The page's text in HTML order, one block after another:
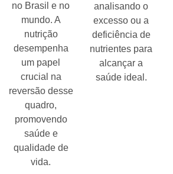
no Brasil e no
mundo. A
nutrição
desempenha
um papel
crucial na
reversão desse
quadro,
promovendo
saúde e
qualidade de
vida.
analisando o
excesso ou a
deficiência de
nutrientes para
alcançar a
saúde ideal.